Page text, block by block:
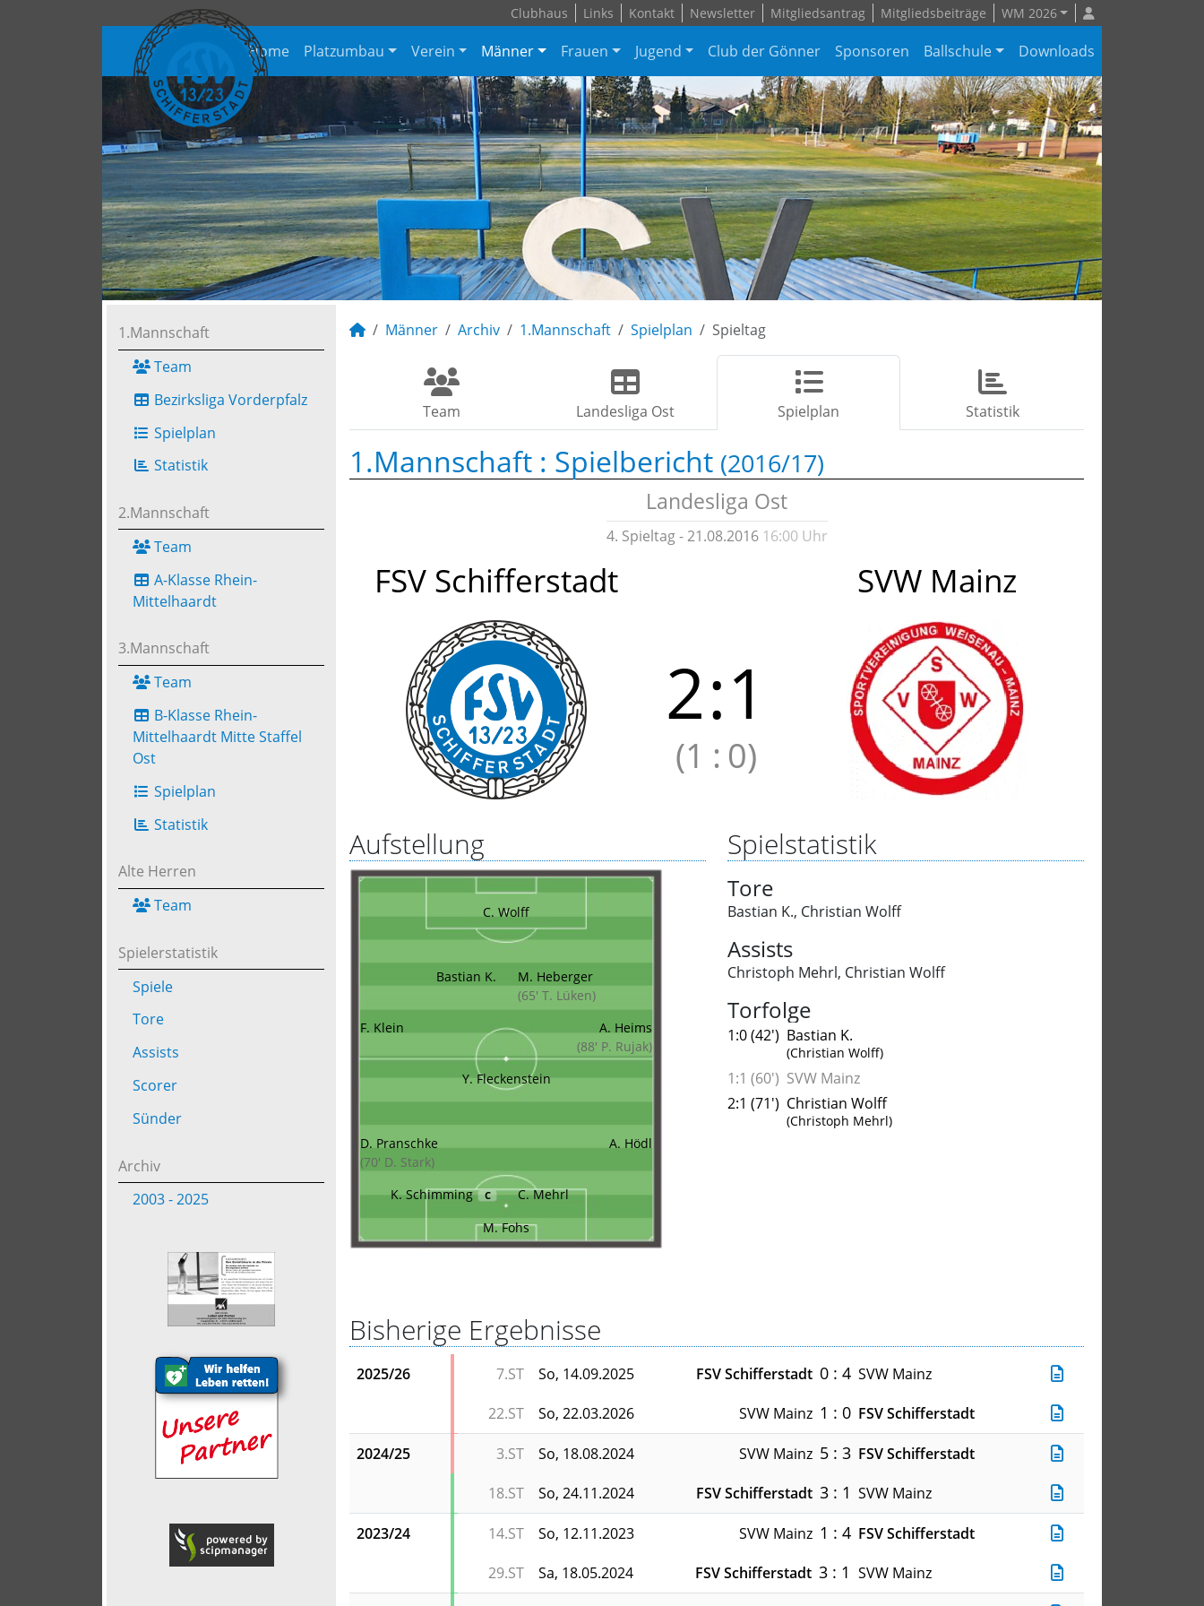
Clubhaus Links Kontakt Newsletter Mitgliedsantrag Mitgliedsbeiträge WM 2026
Home Platzumbau Verein Männer Frauen Jugend Club der Gönner Sponsoren Ballschule Downloads
1.Mannschaft
Team
Bezirksliga Vorderpfalz
Spielplan
Statistik
2.Mannschaft
Team
A-Klasse Rhein-
Mittelhaardt
3.Mannschaft
Team
B-Klasse Rhein-
Mittelhaardt Mitte Staffel
Ost
Spielplan
Statistik
Alte Herren
Team
Spielerstatistik
Spiele
Tore
Assists
Scorer
Sünder
Archiv
2003 - 2025
Männer Archiv 1.Mannschaft Spielplan Spieltag
Team Landesliga Ost Spielplan Statistik
1.Mannschaft : Spielbericht (2016/17)
Landesliga Ost
4. Spieltag - 21.08.2016 16:00 Uhr
FSV Schifferstadt SVW Mainz
2:1
(1 : 0)
Aufstellung
C. Wolff
Bastian K.
M. Heberger
(65' T. Lüken)
F. Klein
A. Heims
(88' P. Rujak)
Y. Fleckenstein
D. Pranschke
(70' D. Stark)
A. Hödl
K. Schimming C
C. Mehrl
M. Fohs
Spielstatistik
Tore
Bastian K., Christian Wolff
Assists
Christoph Mehrl, Christian Wolff
Torfolge
1:0 (42') Bastian K.
(Christian Wolff)
1:1 (60') SVW Mainz
2:1 (71') Christian Wolff
(Christoph Mehrl)
Bisherige Ergebnisse
2025/26 7.ST So, 14.09.2025 FSV Schifferstadt 0 : 4 SVW Mainz
22.ST
So, 22.03.2026 SVW Mainz 1 : 0 FSV Schifferstadt
2024/25 3.ST So, 18.08.2024 SVW Mainz 5 : 3 FSV Schifferstadt
18.ST
So, 24.11.2024 FSV Schifferstadt 3 : 1 SVW Mainz
2023/24 14.ST So, 12.11.2023 SVW Mainz 1 : 4 FSV Schifferstadt
29.ST
Sa, 18.05.2024 FSV Schifferstadt 3 : 1 SVW Mainz